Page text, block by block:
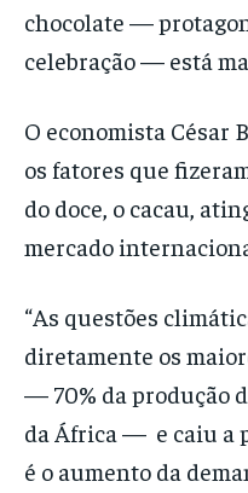
chocolate —
celebração — está
O economista César
os fatores que
do doce, o cacau,
mercado
“As questões
diretamente os
— 70% da produção
da África — e caiu a
é o aumento da